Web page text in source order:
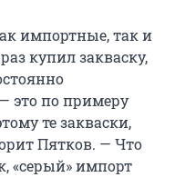
импортные, так и
купил закваску,
это по примеру
те закваски,
Пятков. — Что
«серый» импорт